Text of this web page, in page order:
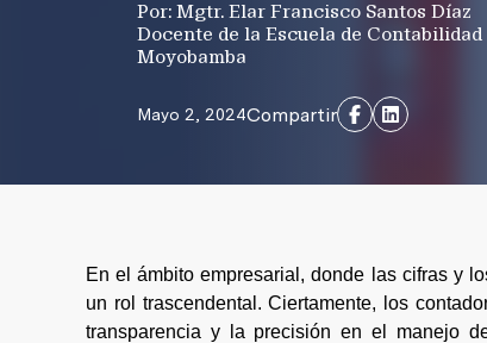
Por: Mgtr. Elar Francisco Santos Díaz
Docente de la Escuela de Contabilidad
Moyobamba
Mayo 2, 2024Compartir
En el ámbito empresarial, donde las cifras y
un rol trascendental. Ciertamente, los
transparencia y la precisión en el manejo